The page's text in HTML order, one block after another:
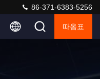
86-371-6383-5256
따옴표